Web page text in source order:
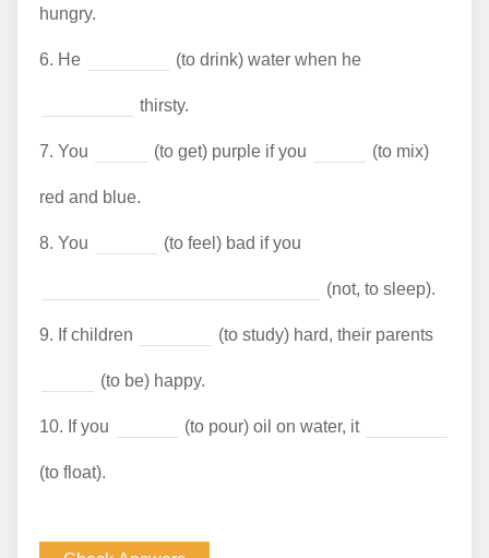
hungry.
6. He (to drink) water when he
thirsty.
7. You (to get) purple if you (to mix)
red and blue.
8. You (to feel) bad if you
(not, to sleep).
9. If children (to study) hard, their parents
(to be) happy.
10. If you (to pour) oil on water, it
(to float).